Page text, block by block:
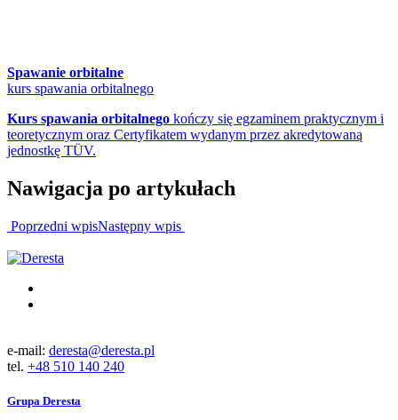
Spawanie orbitalne
kurs spawania orbitalnego
Kurs spawania orbitalnego kończy się egzaminem praktycznym i
teoretycznym oraz Certyfikatem wydanym przez akredytowaną
jednostkę TÜV.
Nawigacja po artykułach
Poprzedni wpisNastępny wpis
e-mail: deresta@deresta.pl
tel. +48 510 140 240
Grupa Deresta